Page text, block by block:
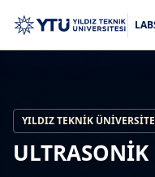
YILDIZ TEKNIK